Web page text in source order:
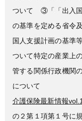
ついて ③「「出入国
の基準を定める省令
国人支援計画の基準
ついて特定の産業上
管する関係行政機関
について
介護保険最新情報
の２第１項第１号に